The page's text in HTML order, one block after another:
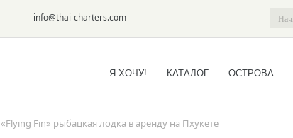
info@thai-charters.com
Я ХОЧУ! КАТАЛОГ ОСТРОВА
«Flying Fin» рыбацкая лодка в аренду на Пхукете